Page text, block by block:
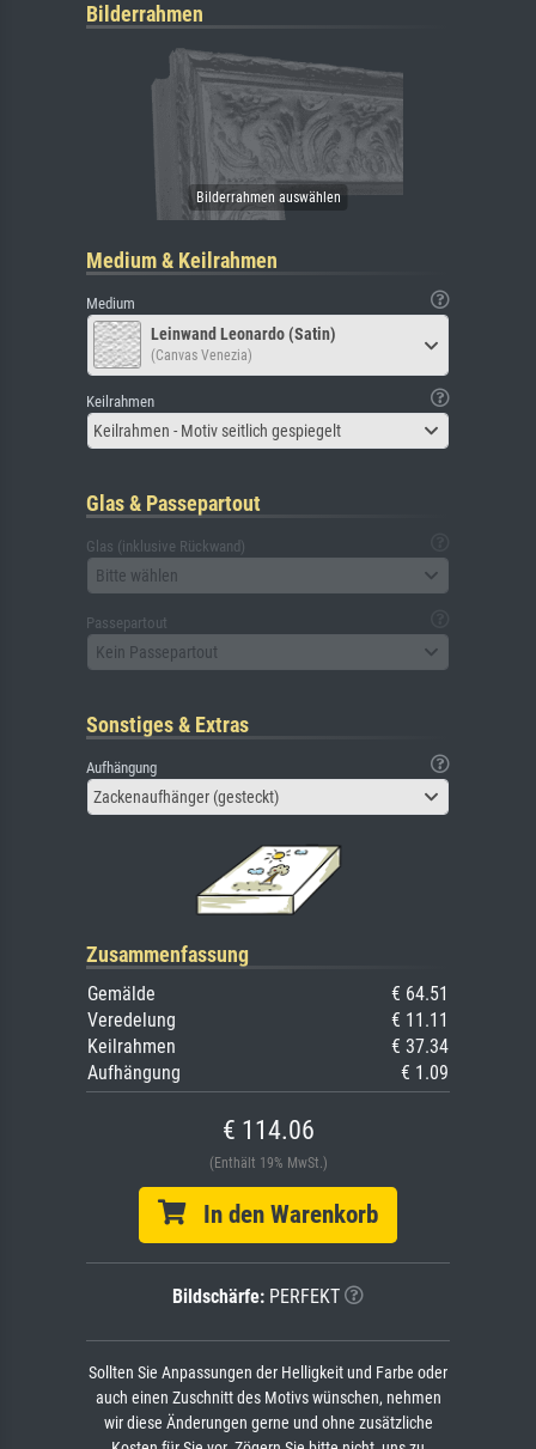
Bilderrahmen
Medium & Keilrahmen
Medium
Leinwand Leonardo (Satin)
(Canvas Venezia)
Keilrahmen
Keilrahmen - Motiv seitlich gespiegelt
Glas & Passepartout
Glas (inklusive Rückwand)
Bitte wählen
Passepartout
Kein Passepartout
Sonstiges & Extras
Aufhängung
Zackenaufhänger (gesteckt)
Zusammenfassung
Gemälde
€ 64.51
Veredelung
€ 11.11
Keilrahmen
€ 37.34
Aufhängung
€ 1.09
€ 114.06
(Enthält 19% MwSt.)
In den Warenkorb
Bildschärfe: PERFEKT
Sollten Sie Anpassungen der Helligkeit und Farbe oder
auch einen Zuschnitt des Motivs wünschen, nehmen
wir diese Änderungen gerne und ohne zusätzliche